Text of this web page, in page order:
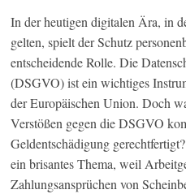
In der heutigen digitalen Ära, in
gelten, spielt der Schutz
entscheidende Rolle. Die
(DSGVO) ist ein wichtiges
der Europäischen Union. Doch
Verstößen gegen die DSGVO
Geldentschädigung
ein brisantes Thema, weil
Zahlungsansprüchen von